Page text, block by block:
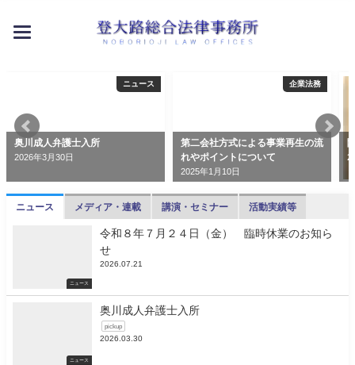
toggle
ニュース
奥川成人弁護士入所
2026年3月30日
企業法務
第二会社方式による事業再生の流
れやポイントについて
2025年1月10日
ニュース メディア・連載 講演・セミナー 活動実績等
ニュース
令和８年７月２４日（金） 臨時休業のお知ら
せ
2026.07.21
ニュース
奥川成人弁護士入所
pickup
2026.03.30